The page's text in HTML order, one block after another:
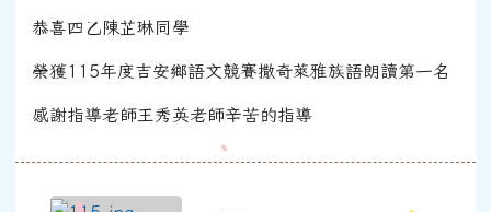
恭喜四乙陳芷琳同學
榮獲115年度吉安鄉語文競賽撒奇萊雅族語朗讀第一名
感謝指導老師王秀英老師辛苦的指導